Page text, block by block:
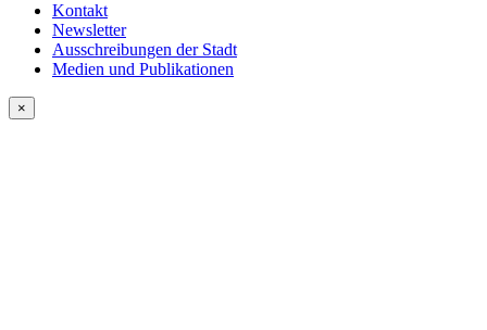
Kontakt
Newsletter
Ausschreibungen der Stadt
Medien und Publikationen
×